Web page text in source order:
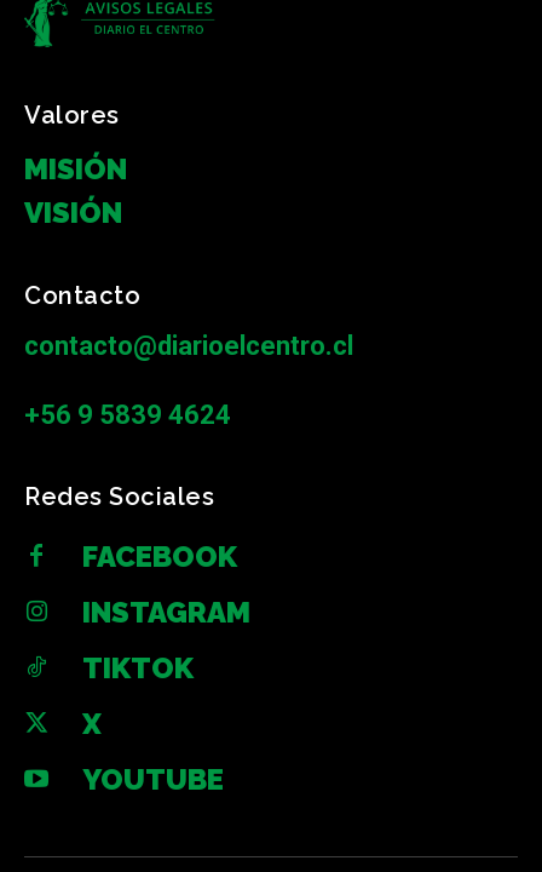
Valores
MISIÓN
VISIÓN
Contacto
contacto@diarioelcentro.cl
+56 9 5839 4624
Redes Sociales
FACEBOOK
INSTAGRAM
TIKTOK
X
YOUTUBE